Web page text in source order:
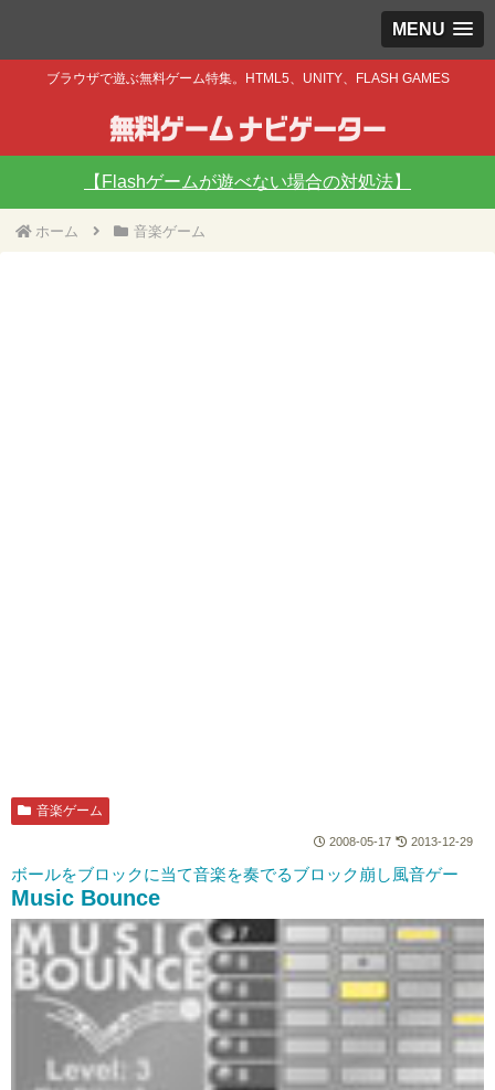
MENU
ブラウザで遊ぶ無料ゲーム特集。HTML5、UNITY、FLASH GAMES
【Flashゲームが遊べない場合の対処法】
ホーム 音楽ゲーム
音楽ゲーム
2008-05-17 2013-12-29
ボールをブロックに当て音楽を奏でるブロック崩し風音ゲー
Music Bounce